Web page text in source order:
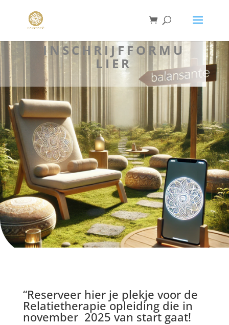
INSCHRIJFFORMU
LIER
“Reserveer hier je plekje voor de
Relatietherapie opleiding die in
november 2025 van start gaat!